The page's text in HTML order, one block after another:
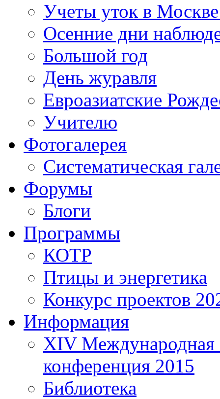
Учеты уток в
Осенние дни
Большой год
День журавля
Евроазиатские
Учителю
Фотогалерея
Систематическая
Форумы
Блоги
Программы
КОТР
Птицы и энергетика
Конкурс проектов
Информация
XIV Международная
конференция 2015
Библиотека